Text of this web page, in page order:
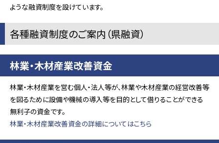
ような融資制度を設けています。
各種融資制度のご案内（県融資）
林業・木材産業改善資金
林業・木材産業を営む個人・法人等が、林業や木材産業の経営改善等
を図るために設備や機械の導入等を目的として借りることができる
無利子の資金です。
林業・木材産業改善資金の詳細についてはこちら